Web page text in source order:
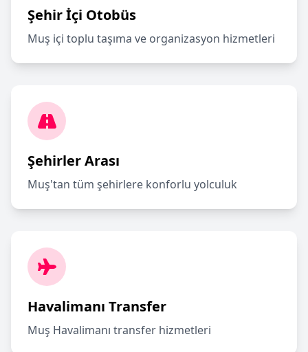
Şehir İçi Otobüs
Muş içi toplu taşıma ve organizasyon hizmetleri
Şehirler Arası
Muş'tan tüm şehirlere konforlu yolculuk
Havalimanı Transfer
Muş Havalimanı transfer hizmetleri